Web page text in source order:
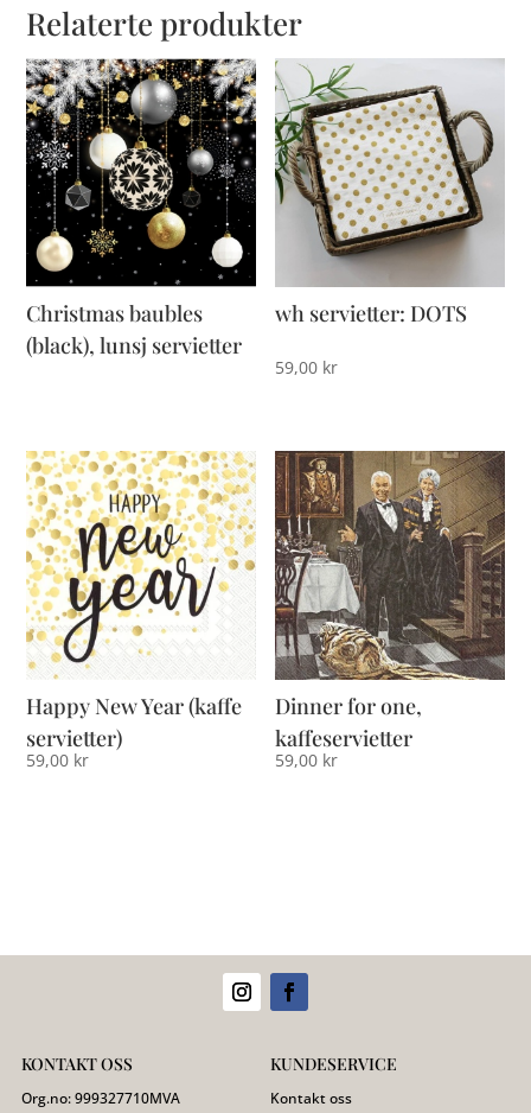
Relaterte produkter
Christmas baubles
(black), lunsj servietter
wh servietter: DOTS
59,00 kr
Happy New Year (kaffe
servietter)
59,00 kr
Dinner for one,
kaffeservietter
59,00 kr
KONTAKT OSS
Org.no:999327710MVA
KUNDESERVICE
Kontakt oss